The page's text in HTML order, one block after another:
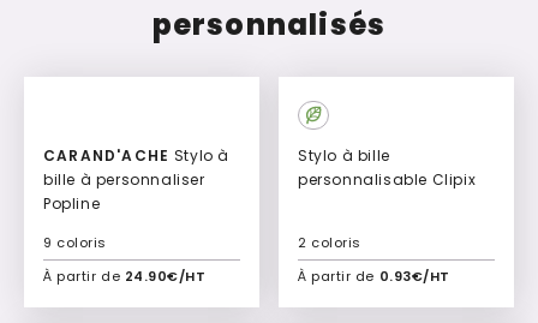
personnalisés
CARAND'ACHE
bille à personnaliser
Popline
À partir de 24.90€/HT
9 coloris
Ajouter à mon devis
Stylo à bille
personnalisable Clipix
À partir de 0.93€/HT
2 coloris
Ajouter à mon devis